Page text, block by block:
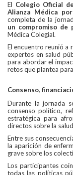
El Colegio Oficial
Alianza Médica
completa de la
un compromiso de
Médica Colegial.
El encuentro reunió a
expertos en salud
para abordar el
retos que plantea
Consenso,
Durante la jornada
consenso político,
estratégica para
directos sobre la
Entre sus
la aparición de
grave sobre los
Los participantes
todas las políticas